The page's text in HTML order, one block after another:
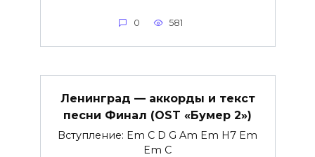
0 581
Ленинград — аккорды и текст
песни Финал (OST «Бумер 2»)
Вступление: Em C D G Am Em H7 Em
Em C